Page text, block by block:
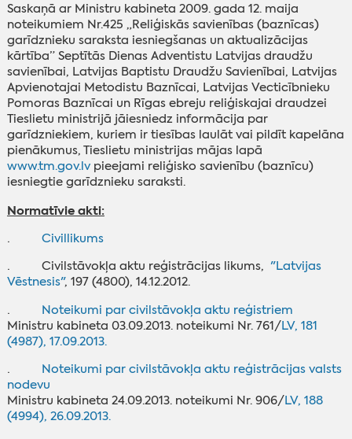
Saskaņā ar Ministru kabineta 2009. gada 12. maija
noteikumiem Nr.425 „Reliģiskās savienības (baznīcas)
garīdznieku saraksta iesniegšanas un aktualizācijas
kārtība” Septītās Dienas Adventistu Latvijas draudžu
savienībai, Latvijas Baptistu Draudžu Savienībai, Latvijas
Apvienotajai Metodistu Baznīcai, Latvijas Vecticībnieku
Pomoras Baznīcai un Rīgas ebreju reliģiskajai draudzei
Tieslietu ministrijā jāiesniedz informācija par
garīdzniekiem, kuriem ir tiesības laulāt vai pildīt kapelāna
pienākumus, Tieslietu ministrijas mājas lapā
www.tm.gov.lvpieejami reliģisko savienību (baznīcu)
iesniegtie garīdznieku saraksti.
Normatīvie akti:
· Civillikums
· Civilstāvokļa aktu reģistrācijas likums, "Latvijas
Vēstnesis", 197 (4800), 14.12.2012.
· Noteikumi par civilstāvokļa aktu reģistriem
Ministru kabineta 03.09.2013. noteikumi Nr. 761/LV, 181
(4987), 17.09.2013.
· Noteikumi par civilstāvokļa aktu reģistrācijas valsts
nodevu
Ministru kabineta 24.09.2013. noteikumi Nr. 906/LV, 188
(4994), 26.09.2013.